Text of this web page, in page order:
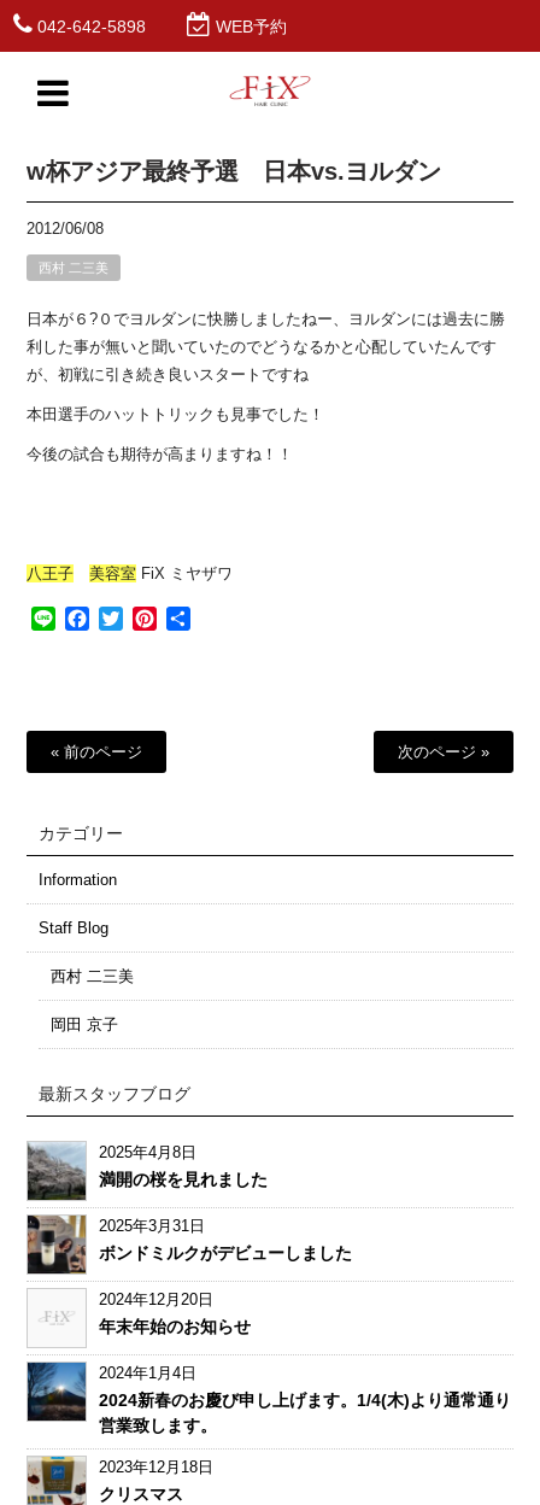
042-642-5898 WEB予約
w杯アジア最終予選 日本vs.ヨルダン
2012/06/08
西村 二三美
日本が６?０でヨルダンに快勝しましたねー、ヨルダンには過去に勝
利した事が無いと聞いていたのでどうなるかと心配していたんです
が、初戦に引き続き良いスタートですね
本田選手のハットトリックも見事でした！
今後の試合も期待が高まりますね！！
八王子 美容室 FiX ミヤザワ
Line Facebook
TwitterPinterest
« 前のページ 次のページ »
カテゴリー
Information
Staff Blog
西村 二三美
岡田 京子
最新スタッフブログ
2025年4月8日
満開の桜を見れました
2025年3月31日
ボンドミルクがデビューしました
2024年12月20日
年末年始のお知らせ
2024年1月4日
2024新春のお慶び申し上げます。1/4(木)より通常通り
営業致します。
2023年12月18日
クリスマス